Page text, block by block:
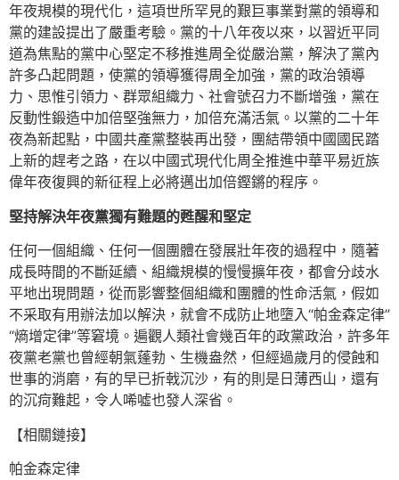
年夜規模的現代化，這項世所罕見的艱巨事業對黨的領導和
黨的建設提出了嚴重考驗。黨的十八年夜以來，以習近平同
道為焦點的黨中心堅定不移推進周全從嚴治黨，解決了黨內
許多凸起問題，使黨的領導獲得周全加強，黨的政治領導
力、思惟引領力、群眾組織力、社會號召力不斷增強，黨在
反動性鍛造中加倍堅強無力，加倍充滿活氣。以黨的二十年
夜為新起點，中國共產黨整裝再出發，團結帶領中國國民踏
上新的趕考之路，在以中國式現代化周全推進中華平易近族
偉年夜復興的新征程上必將邁出加倍鏗鏘的程序。
堅持解決年夜黨獨有難題的甦醒和堅定
任何一個組織、任何一個團體在發展壯年夜的過程中，隨著
成長時間的不斷延續、組織規模的慢慢擴年夜，都會分歧水
平地出現問題，從而影響整個組織和團體的性命活氣，假如
不采取有用辦法加以解決，就會不成防止地墮入“帕金森定律”
“熵增定律”等窘境。遍觀人類社會幾百年的政黨政治，許多年
夜黨老黨也曾經朝氣蓬勃、生機盎然，但經過歲月的侵蝕和
世事的消磨，有的早已折戟沉沙，有的則是日薄西山，還有
的沉疴難起，令人唏噓也發人深省。
【相關鏈接】
帕金森定律